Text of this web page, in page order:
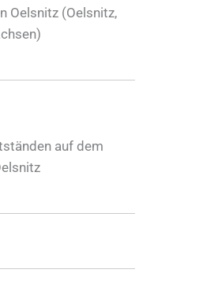
Oelsnitz (Oelsnitz,
auf dem